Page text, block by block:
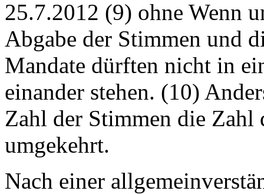
25.7.2012 (9) ohne Wenn
Abgabe der Stimmen und
Mandate dürften nicht in
einander stehen. (10)
Zahl der Stimmen die Zahl
umgekehrt.
Nach einer